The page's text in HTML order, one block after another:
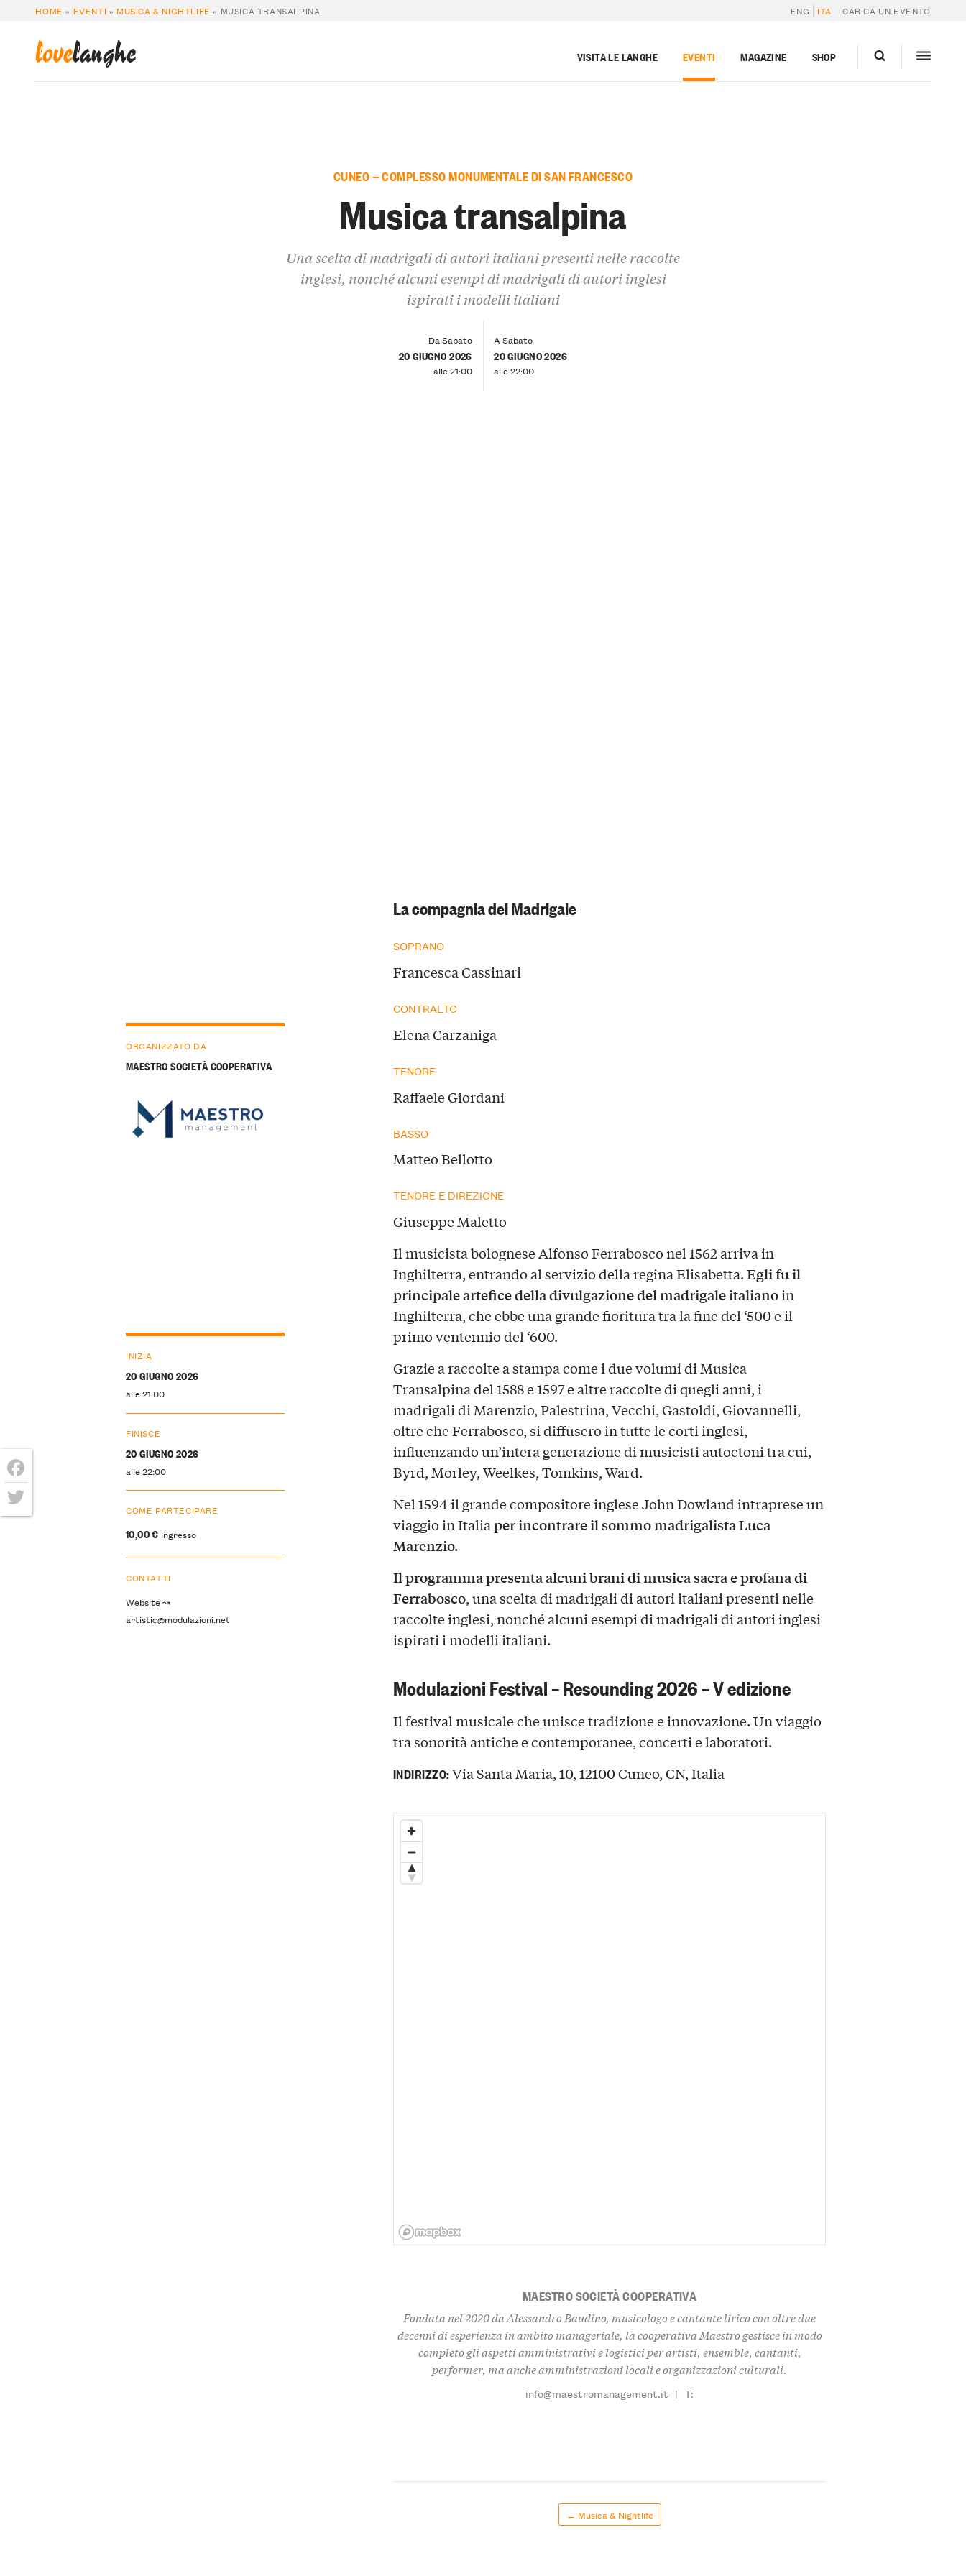
HOME » EVENTI » MUSICA & NIGHTLIFE » MUSICA TRANSALPINA ENG ITA CARICA UN EVENTO
lovelanghe VISITA LE LANGHE EVENTI MAGAZINE SHOP
CUNEO — COMPLESSO MONUMENTALE DI SAN FRANCESCO
Musica transalpina
Una scelta di madrigali di autori italiani presenti nelle raccolte
inglesi, nonché alcuni esempi di madrigali di autori inglesi
ispirati i modelli italiani
Da Sabato
20 GIUGNO 2026
alle 21:00
A Sabato
20 GIUGNO 2026
alle 22:00
La compagnia del Madrigale
SOPRANO
Francesca Cassinari
CONTRALTO
Elena Carzaniga
TENORE
Raffaele Giordani
BASSO
Matteo Bellotto
TENORE E DIREZIONE
Giuseppe Maletto
Il musicista bolognese Alfonso Ferrabosco nel 1562 arriva in
Inghilterra, entrando al servizio della regina Elisabetta.Egli fu il
principale artefice della divulgazione del madrigale italianoin
Inghilterra, che ebbe una grande fioritura tra la fine del ‘500 e il
primo ventennio del ‘600.
Grazie a raccolte a stampa come i due volumi di Musica
Transalpina del 1588 e 1597 e altre raccolte di quegli anni, i
madrigali di Marenzio, Palestrina, Vecchi, Gastoldi, Giovannelli,
oltre che Ferrabosco, si diffusero in tutte le corti inglesi,
influenzando un’intera generazione di musicisti autoctoni tra cui,
Byrd, Morley, Weelkes, Tomkins, Ward.
Nel 1594 il grande compositore inglese John Dowland intraprese un
viaggio in Italiaper incontrare il sommo madrigalista Luca
Marenzio.
Il programma presenta alcuni brani di musica sacra e profana di
Ferrabosco, una scelta di madrigali di autori italiani presenti nelle
raccolte inglesi, nonché alcuni esempi di madrigali di autori inglesi
ispirati i modelli italiani.
Modulazioni Festival – Resounding 2026 – V edizione
Il festival musicale che unisce tradizione e innovazione. Un viaggio
tra sonorità antiche e contemporanee, concerti e laboratori.
ORGANIZZATO DA
MAESTRO SOCIETÀ COOPERATIVA
INIZIA
20 GIUGNO 2026
alle 21:00
FINISCE
20 GIUGNO 2026
alle 22:00
COME PARTECIPARE
10,00 € ingresso
CONTATTI
Website ↝
artistic@modulazioni.net
INDIRIZZO:Via Santa Maria, 10, 12100 Cuneo, CN, Italia
MAESTRO SOCIETÀ COOPERATIVA
Fondata nel 2020 da Alessandro Baudino, musicologo e cantante lirico con oltre due
decenni di esperienza in ambito manageriale, la cooperativa Maestro gestisce in modo
completo gli aspetti amministrativi e logistici per artisti, ensemble, cantanti,
performer, ma anche amministrazioni locali e organizzazioni culturali.
info@maestromanagement.it | T:
← Musica & Nightlife
Facebook
Twitter